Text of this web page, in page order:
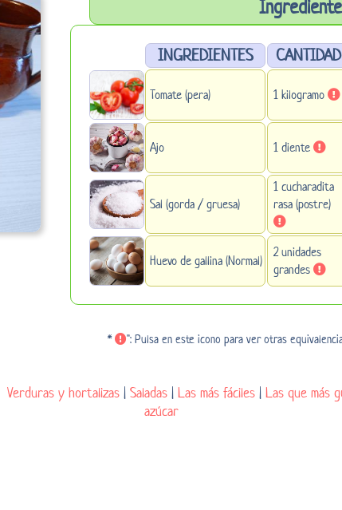
INGREDIENTES CANTIDAD
Tomate (pera) 1 kilogramo
Ajo 1 diente
Sal (gorda / gruesa)
1 cucharadita
rasa (postre)
Huevo de gallina (Normal)
2 unidades
grandes
* ": Pulsa en este icono para ver otras
Verduras y hortalizas| Saladas| Las más fáciles| Las que más
azúcar